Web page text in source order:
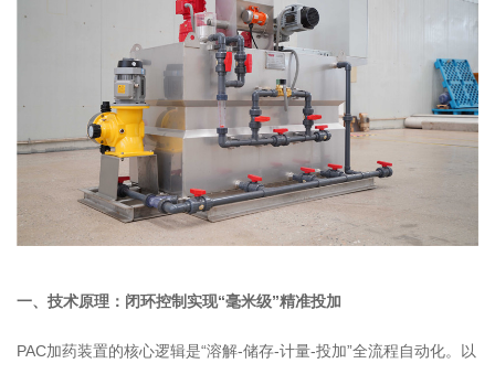
一、技术原理：闭环控制实现“毫米级”精准投加
PAC加药装置的核心逻辑是“溶解-储存-计量-投加”全流程自动化。以